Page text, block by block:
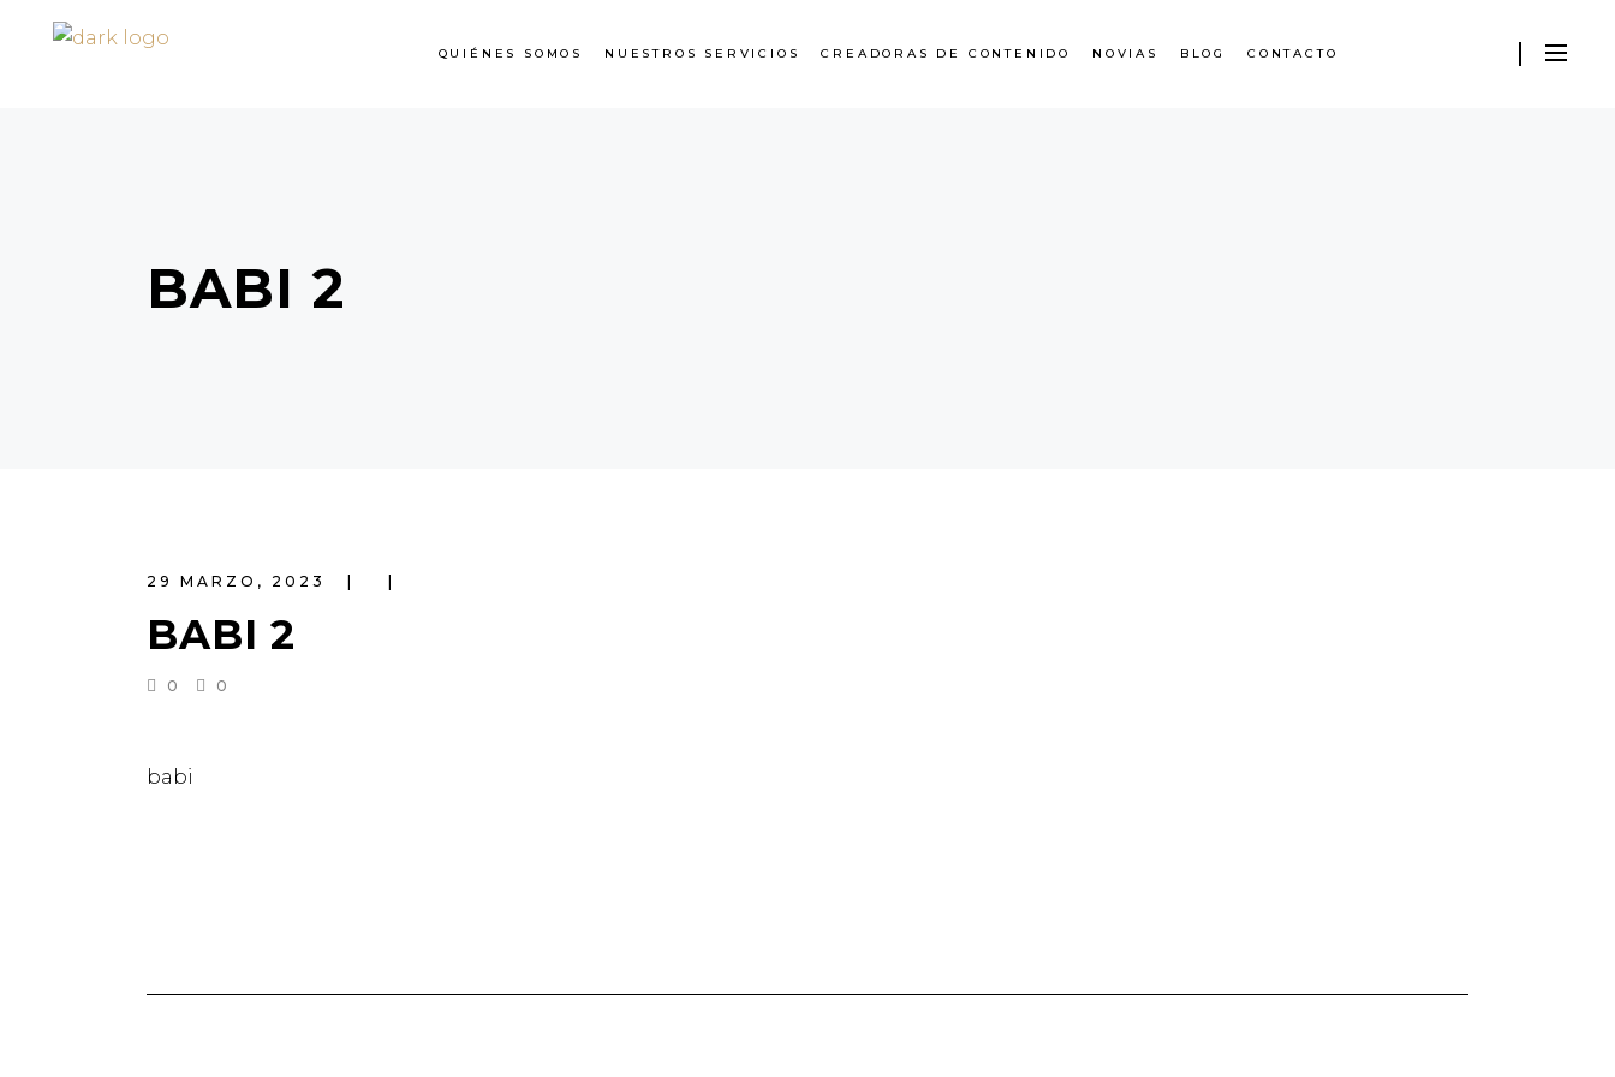
QUIÉNES SOMOS NUESTROS SERVICIOS CREADORAS DE CONTENIDO NOVIAS BLOG CONTACTO
BABI 2
29 MARZO, 2023
BABI 2
0 0
babi